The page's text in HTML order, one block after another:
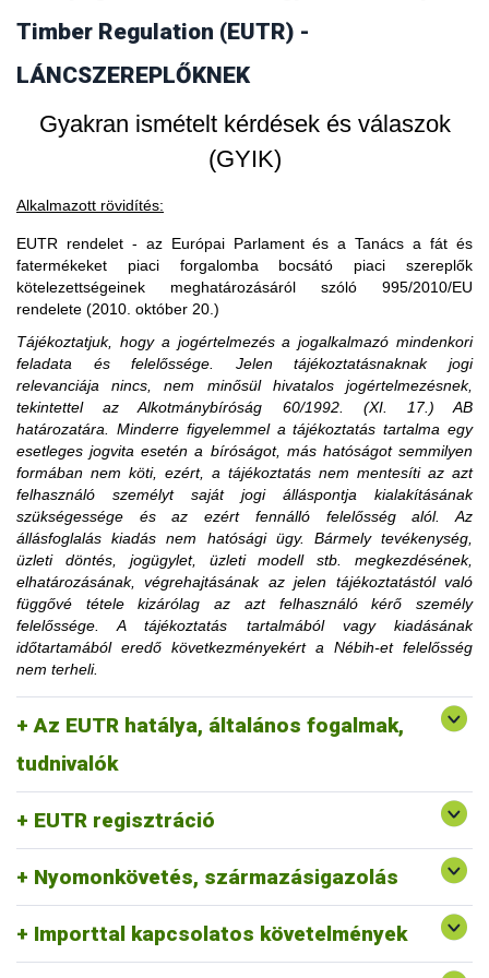
Timber Regulation (EUTR) -
LÁNCSZEREPLŐKNEK
Gyakran ismételt kérdések és válaszok
(GYIK)
Alkalmazott rövidítés:
EUTR rendelet - az Európai Parlament és a Tanács a fát és
fatermékeket piaci forgalomba bocsátó piaci szereplők
kötelezettségeinek meghatározásáról szóló 995/2010/EU
rendelete (2010. október 20.)
Tájékoztatjuk, hogy a jogértelmezés a jogalkalmazó mindenkori
feladata és felelőssége. Jelen tájékoztatásnaknak jogi
relevanciája nincs, nem minősül hivatalos jogértelmezésnek,
tekintettel az Alkotmánybíróság 60/1992. (XI. 17.) AB
határozatára. Minderre figyelemmel a tájékoztatás tartalma egy
esetleges jogvita esetén a bíróságot, más hatóságot semmilyen
formában nem köti, ezért, a tájékoztatás nem mentesíti az azt
felhasználó személyt saját jogi álláspontja kialakításának
szükségessége és az ezért fennálló felelősség alól. Az
állásfoglalás kiadás nem hatósági ügy. Bármely tevékenység,
üzleti döntés, jogügylet, üzleti modell stb. megkezdésének,
elhatározásának, végrehajtásának az jelen tájékoztatástól való
függővé tétele kizárólag az azt felhasználó kérő személy
felelőssége. A tájékoztatás tartalmából vagy kiadásának
időtartamából eredő következményekért a Nébih-et felelősség
nem terheli.
Az EUTR hatálya, általános fogalmak,
tudnivalók
EUTR regisztráció
Nyomonkövetés, származásigazolás
Importtal kapcsolatos követelmények
3. Amennyiben egy piaci szereplő EU-s
partnertől vásárol, akkor is importál?
vásárol faterméket, akkor fogalmilag kizárt, hogy a
faterméket vásárló uniós gazdasági szereplő piaci szereplő
legyen, ő csak kereskedőnek minősülhet.
1. Mennyi idő múlva kerülhetek le a
honlapon közzétett jogsértések listájáról?
A közzétételtől számított ötödik év leteltekor. A tevékenység
korlátozásra utaló határozati részt hamarabb is el lehet
távolítani, amennyiben az ügyfél igazolja, hogy a korlátozás
megszüntetéséhez szükséges feltételt teljesítette.
Az érintett faanyag kereskedelmi lánchoz tartozó
tevékenységének felfüggesztése vagy tiltása, a
felfüggesztés vagy a tiltás fennállásáig szerepel a
honlapon.
kérelemmel?
Erre a vonatkozó jogszabályi környezet alapján nincs
lehetőség.